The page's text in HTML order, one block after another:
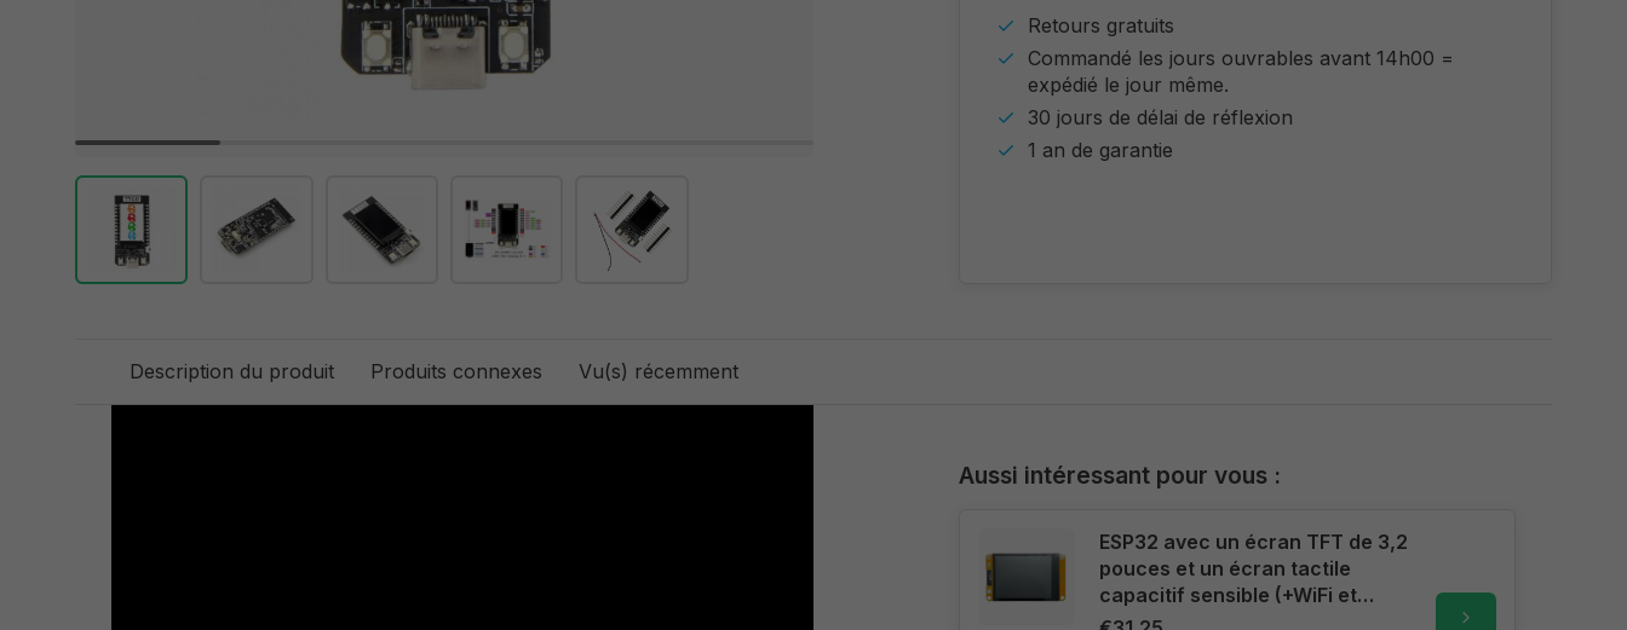
Retours gratuits
Commandé les jours ouvrables avant 14h00 =
expédié le jour même.
30 jours de délai de réflexion
1 an de garantie
Description du produit Produits connexes Vu(s) récemment
Aussi intéressant pour vous :
ESP32 avec un écran TFT de 3,2
pouces et un écran tactile
capacitif sensible (+WiFi et
Bluetooth)